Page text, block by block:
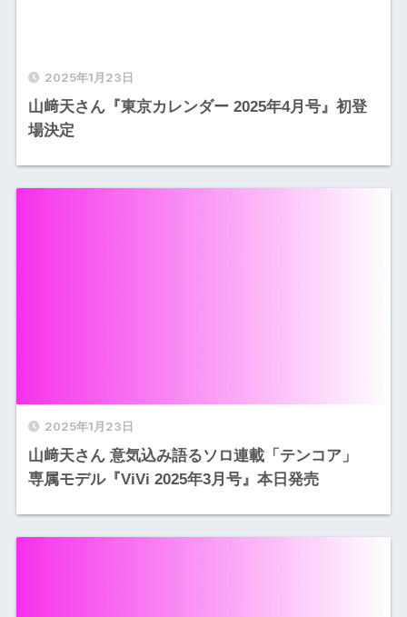
2025年1月23日
山﨑天さん『東京カレンダー 2025年4月号』初登
場決定
2025年1月23日
山﨑天さん 意気込み語るソロ連載「テンコア」
専属モデル『ViVi 2025年3月号』本日発売